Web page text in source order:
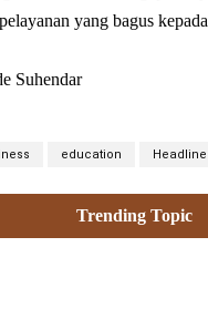
yang bagus
Suhendar
education Headline
Trending Topic